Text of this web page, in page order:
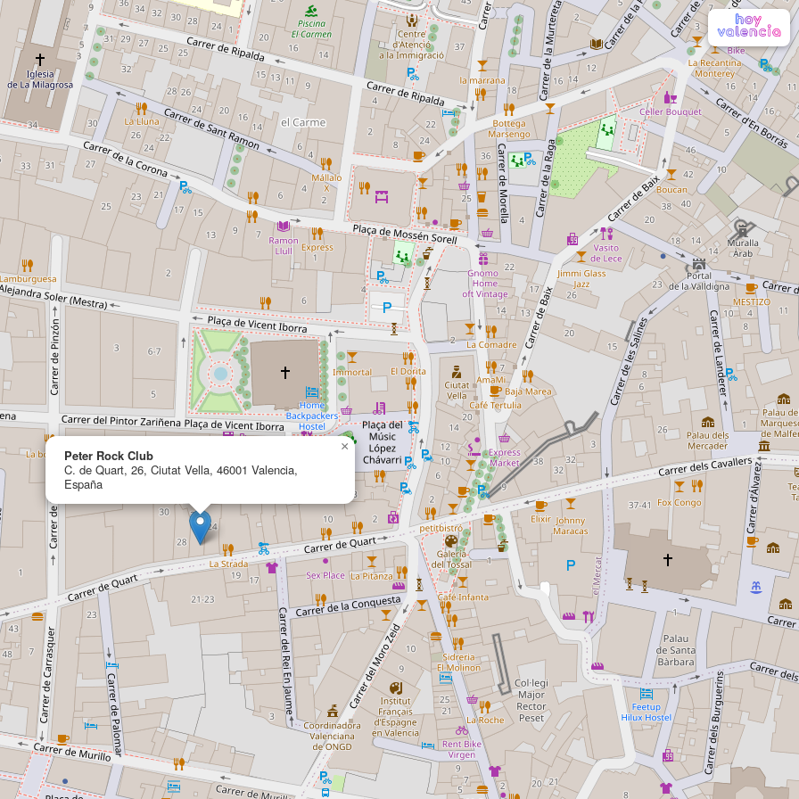
Peter Rock Club
C. de Quart, 26, Ciutat Vella, 46001 Valencia,
España
×